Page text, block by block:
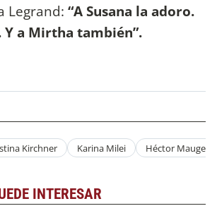
Legrand: “A Susana la adoro.
Y a Mirtha también”.
Kirchner Karina Milei Héctor Maugeri
INTERESAR